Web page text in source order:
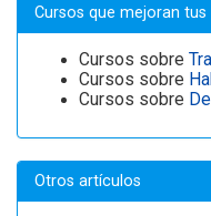
Cursos que mejoran
Cursos sobre
Cursos sobre
Cursos sobre
Otros artículos